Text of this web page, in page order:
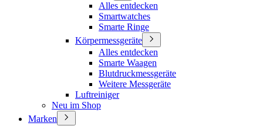
Alles entdecken
Smartwatches
Smarte Ringe
Körpermessgeräte
Alles entdecken
Smarte Waagen
Blutdruckmessgeräte
Weitere Messgeräte
Luftreiniger
Neu im Shop
Marken